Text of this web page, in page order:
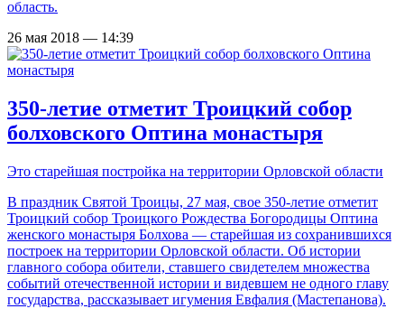
область.
26 мая 2018 — 14:39
350-летие отметит Троицкий собор
болховского Оптина монастыря
Это старейшая постройка на территории Орловской области
В праздник Святой Троицы, 27 мая, свое 350-летие отметит
Троицкий собор Троицкого Рождества Богородицы Оптина
женского монастыря Болхова — старейшая из сохранившихся
построек на территории Орловской области. Об истории
главного собора обители, ставшего свидетелем множества
событий отечественной истории и видевшем не одного главу
государства, рассказывает игумения Евфалия (Мастепанова).